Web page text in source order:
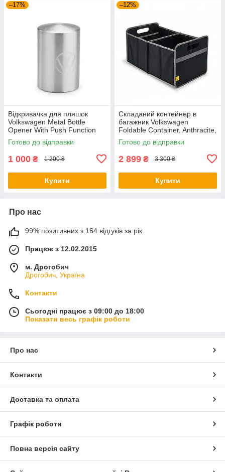
–17%
Відкривачка для пляшок
Volkswagen Metal Bottle
Opener With Push Function
NM, артикул
000087703LTJKA
Готово до відправки
1 000 ₴ 1 200 ₴
Купити
–12%
Складаний контейнер в
багажник Volkswagen
Foldable Container, Anthracite,
артикул 5H0061104
Готово до відправки
2 899 ₴ 3 300 ₴
Купити
Про нас
99% позитивних з 164 відгуків за рік
Працює з 12.02.2015
м. Дрогобич
Дрогобич, Україна
Контакти
Сьогодні працює з 09:00 до 18:00
Показати весь графік роботи
Про нас
Контакти
Доставка та оплата
Графік роботи
Повна версія сайту